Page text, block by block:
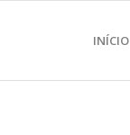
INÍCIO